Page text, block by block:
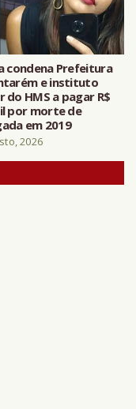
condena Prefeitura
e instituto
do HMS a pagar R$
por morte de
em 2019
2026